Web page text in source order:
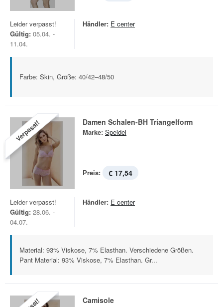
Leider verpasst!
Gültig: 05.04. -
11.04.
Händler: E center
Farbe: Skin, Größe: 40/42–48/50
Verpasst! Damen Schalen-BH Triangelform
Marke: Speidel
Preis: € 17,54
Leider verpasst!
Gültig: 28.06. -
04.07.
Händler: E center
Material: 93% Viskose, 7% Elasthan. Verschiedene Größen.
Pant Material: 93% Viskose, 7% Elasthan. Gr...
Camisole